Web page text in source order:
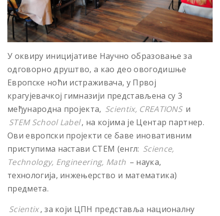
У оквиру иницијативе Научно образовање за
одговорно друштво, a као део овогодишње
Европске ноћи истраживача, у Првој
крагујевачкој гимназији представљена су 3
међународна пројекта, Scientix, CREATIONS и
STEM School Label, на којима је Центар партнер.
Ови европски пројекти се баве иновативним
приступима настави СТЕМ (енгл: Science,
Technology, Engineering, Math – наука,
технологија, инжењерство и математика)
предмета.
Scientix , за који ЦПН представља националну